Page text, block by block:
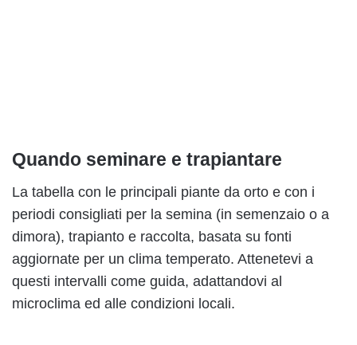
Quando seminare e trapiantare
La tabella con le principali piante da orto e con i
periodi consigliati per la semina (in semenzaio o a
dimora), trapianto e raccolta, basata su fonti
aggiornate per un clima temperato. Attenetevi a
questi intervalli come guida, adattandovi al
microclima ed alle condizioni locali.